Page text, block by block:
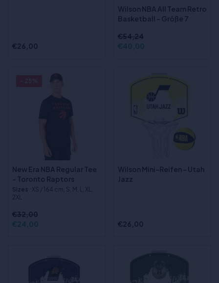
€26,00
Wilson NBA All Team Retro
Basketball - Größe 7
€54,24
€40,00
New Era NBA Regular Tee
- Toronto Raptors
Sizes :XS / 164 cm, S, M, L, XL,
2XL
€32,00
€24,00
Wilson Mini-Reifen - Utah
Jazz
€26,00